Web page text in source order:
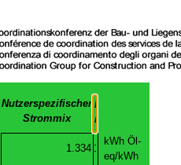
Nutzerspezifischer
Strommix
kWh Öl-
eq/kWh